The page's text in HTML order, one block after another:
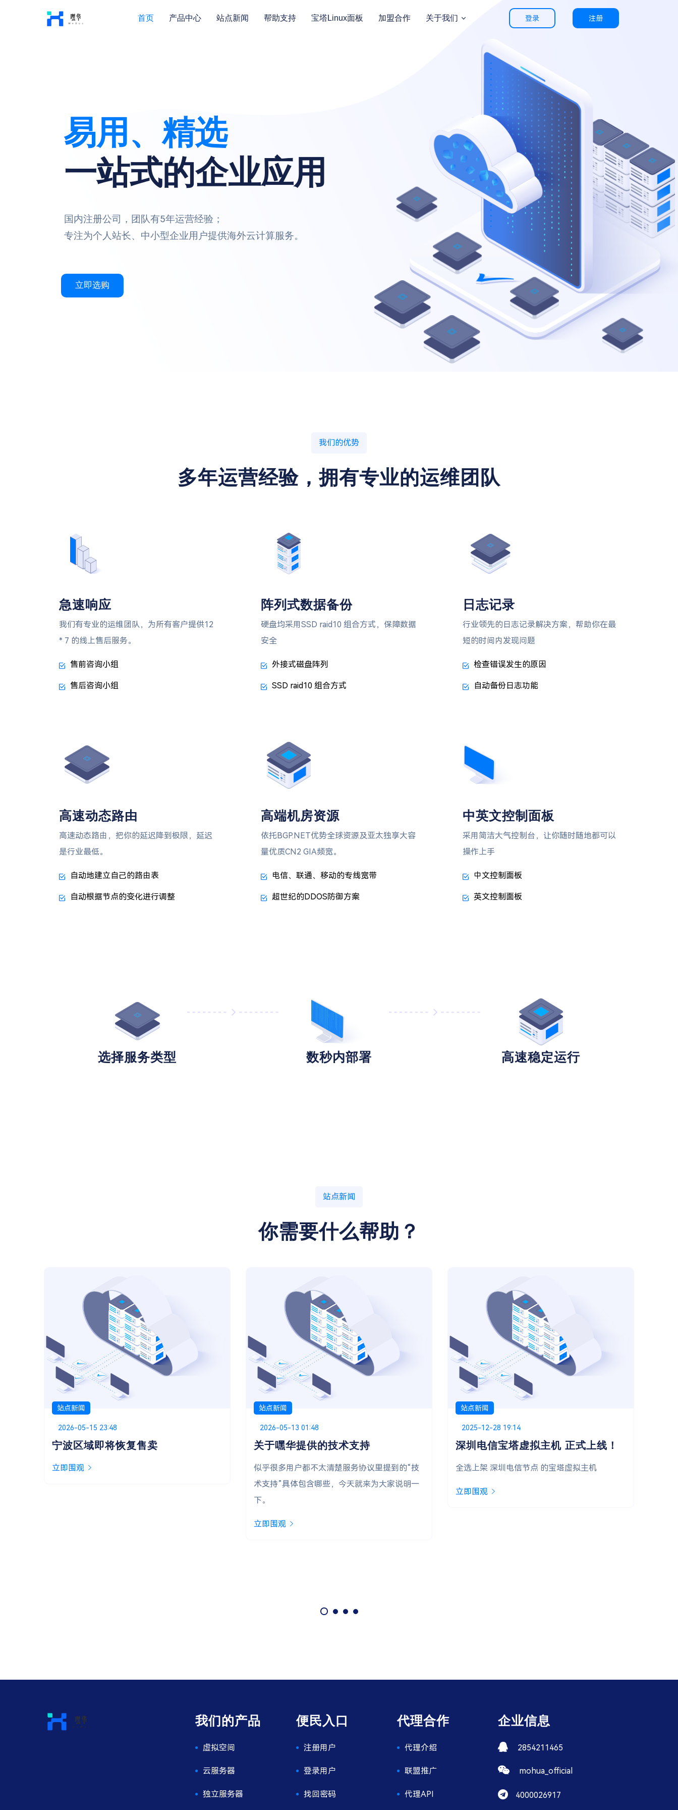
首页 产品中心 站点新闻 帮助支持 宝塔Linux面板 加盟合作 关于我们 登录 注册
我们的优势
多年运营经验，拥有专业的运维团队
急速响应
我们有专业的运维团队，为所有客户提供12
* 7 的线上售后服务。
售前咨询小组
售后咨询小组
阵列式数据备份
硬盘均采用SSD raid10 组合方式，保障数据
安全
外接式磁盘阵列
SSD raid10 组合方式
日志记录
行业领先的日志记录解决方案，帮助你在最
短的时间内发现问题
检查错误发生的原因
自动备份日志功能
高速动态路由
高速动态路由，把你的延迟降到极限，延迟
是行业最低。
自动地建立自己的路由表
自动根据节点的变化进行调整
高端机房资源
依托BGP.NET优势全球资源及亚太独享大容
量优质CN2 GIA频宽。
电信、联通、移动的专线宽带
超世纪的DDOS防御方案
中英文控制面板
采用简洁大气控制台，让你随时随地都可以
操作上手
中文控制面板
英文控制面板
选择服务类型 数秒内部署 高速稳定运行
站点新闻
你需要什么帮助？
站点新闻
Posted on
2026-05-13 01:48
关于嘿华提供的技术支持
似乎很多用户都不太清楚服务协议里提到的“技
站点新闻
Posted on
2025-12-28 19:14
深圳电信宝塔虚拟主机 正式上线！
全选上架 深圳电信节点 的宝塔虚拟主机
站点新闻
Posted on
2025-11-09 00:00
双十一首波福利，抢先开启！
亲爱的用户，双十一惊喜第一弹已准备就绪，诚
我们的产品
虚拟空间
云服务器
独立服务器
便民入口
注册用户
登录用户
找回密码
代理合作
代理介绍
联盟推广
代理API
企业信息
2854211465
mohua_official
4000026917